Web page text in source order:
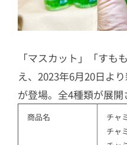
「マスカット」「すも
え、2023年6月20日よ
が登場。全4種類が展開
商品名
チャ
チャ